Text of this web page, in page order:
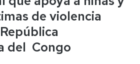
de violencia
del Congo